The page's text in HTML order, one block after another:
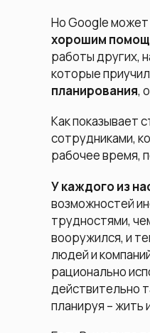
НоGoogle может
хорошим
работы других,
которые
планирования,
Как показывает
сотрудниками,
рабочее время,
У каждого из
возможностей
трудностями,
вооружился, и
людей и
рационально
действительно
планируя – жить